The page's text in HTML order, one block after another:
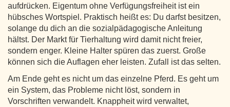
aufdrücken. Eigentum ohne Verfügungsfreiheit ist ein
hübsches Wortspiel. Praktisch heißt es: Du darfst besitzen,
solange du dich an die sozialpädagogische Anleitung
hältst. Der Markt für Tierhaltung wird damit nicht freier,
sondern enger. Kleine Halter spüren das zuerst. Große
können sich die Auflagen eher leisten. Zufall ist das selten.
Am Ende geht es nicht um das einzelne Pferd. Es geht um
ein System, das Probleme nicht löst, sondern in
Vorschriften verwandelt. Knappheit wird verwaltet,